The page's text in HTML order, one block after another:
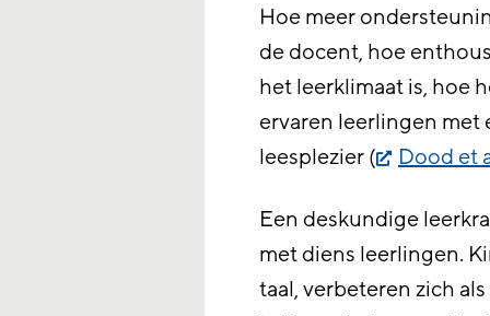
Hoe meer
de docent, hoe
het leerklimaat is, hoe
ervaren leerlingen met
leesplezier (
Dood et
Een deskundige
met diens leerlingen.
taal, verbeteren zich